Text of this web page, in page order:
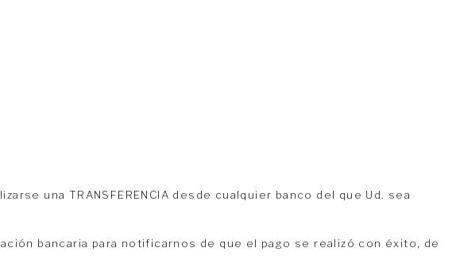
una TRANSFERENCIA desde cualquier banco del que Ud. sea
bancaria para notificarnos de que el pago se realizó con éxito, de